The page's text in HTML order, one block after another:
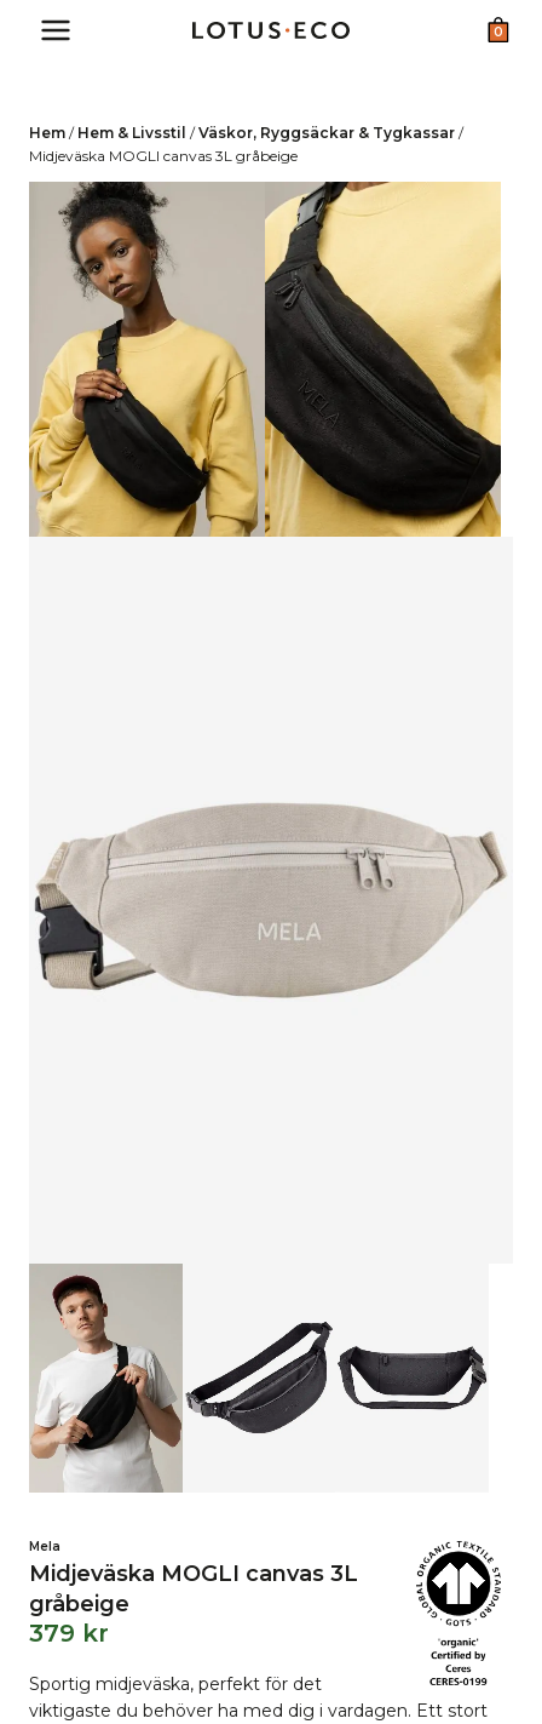
0
Hem / Hem & Livsstil /Väskor, Ryggsäckar & Tygkassar /
Midjeväska MOGLI canvas 3L gråbeige
Mela
Midjeväska MOGLI canvas 3L
gråbeige
379 kr
Sportig midjeväska, perfekt för det
viktigaste du behöver ha med dig i vardagen. Ett stort